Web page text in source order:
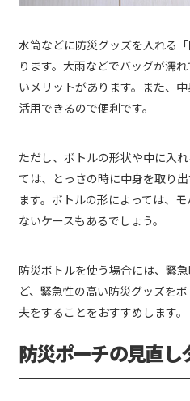
水筒などに防災グッズを入れる
ります。大雨などでバッグが濡
いメリットがあります。また、
活用できるので便利です。
ただし、ボトルの形状や中に入
ては、とっさの時に中身を取り
ます。ボトルの形によっては、
ないケースもあるでしょう。
防災ボトルを使う場合には、緊
ど、緊急性の高い防災グッズを
夫をすることをおすすめします。
防災ポーチの見直し